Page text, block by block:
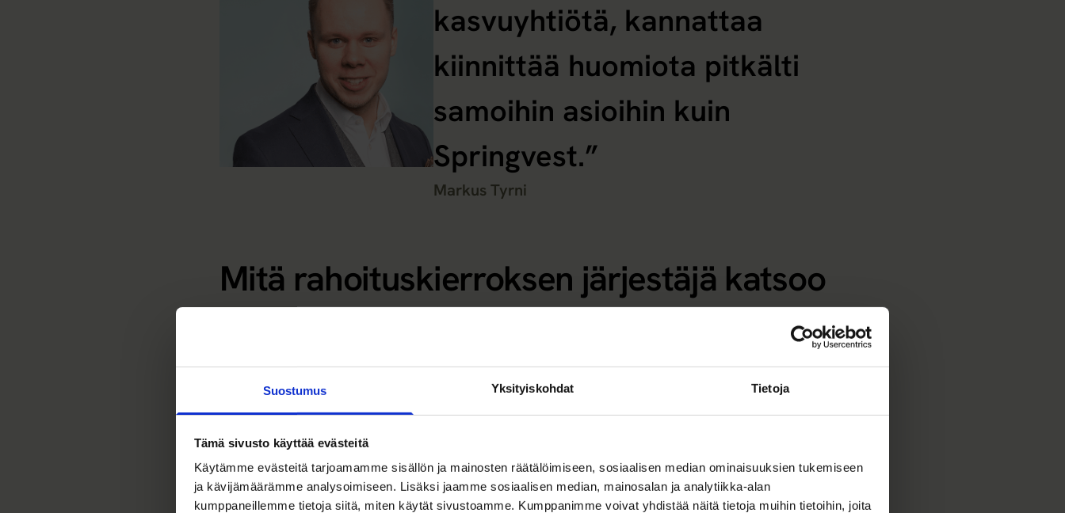
Suostumus Yksityiskohdat Tietoja
Tämä sivusto käyttää evästeitä
Käytämme evästeitä tarjoamamme sisällön ja mainosten räätälöimiseen, sosiaalisen median ominaisuuksien tukemiseen
ja kävijämäärämme analysoimiseen. Lisäksi jaamme sosiaalisen median, mainosalan ja analytiikka-alan
kumppaneillemme tietoja siitä, miten käytät sivustoamme. Kumppanimme voivat yhdistää näitä tietoja muihin tietoihin, joita
kasvuyhtiötä, kannattaa
kiinnittää huomiota pitkälti
samoihin asioihin kuin
Springvest.”
Markus Tyrni
Mitä rahoituskierroksen järjestäjä katsoo
kasvuyhtiössä?
Springvestin tiimi arvioi vuosittain noin 200 yhtiötä, joista kierrokselle valikoituu noin 10.
Arvioinnissa tarkastellaan markkinan kokoa, liiketoiminnan kilpailuetuja, tiimiä sekä ratkaisun
1. Ainutlaatuinen tuote tai palvelu